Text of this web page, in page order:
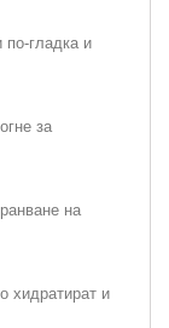
по-гладка и
за
на
хидратират и